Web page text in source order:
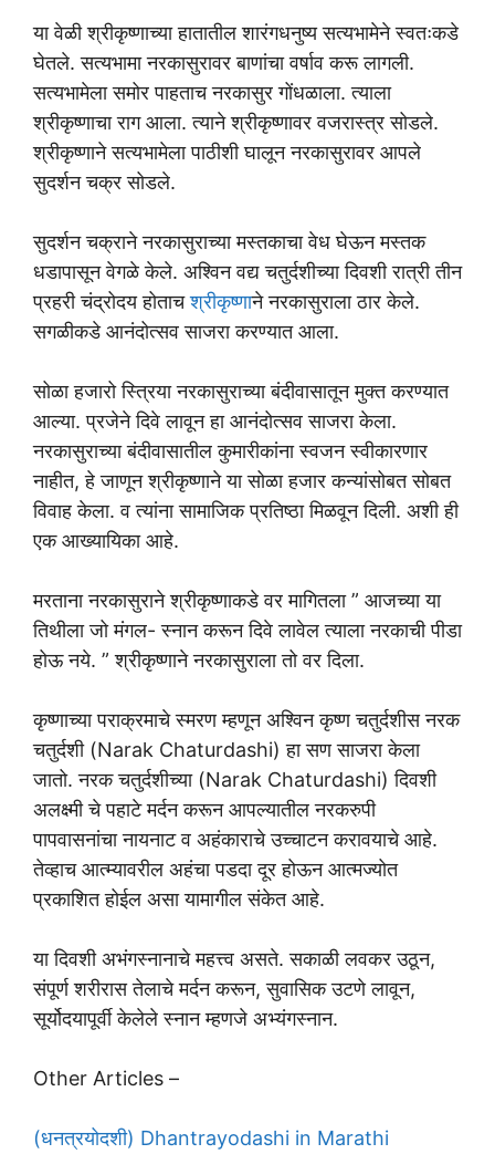
या वेळी श्रीकृष्णाच्या हातातील शारंगधनुष्य सत्यभामेने स्वतःकडे
घेतले. सत्यभामा नरकासुरावर बाणांचा वर्षाव करू लागली.
सत्यभामेला समोर पाहताच नरकासुर गोंधळाला. त्याला
श्रीकृष्णाचा राग आला. त्याने श्रीकृष्णावर वजरास्त्र सोडले.
श्रीकृष्णाने सत्यभामेला पाठीशी घालून नरकासुरावर आपले
सुदर्शन चक्र सोडले.
सुदर्शन चक्राने नरकासुराच्या मस्तकाचा वेध घेऊन मस्तक
धडापासून वेगळे केले. अश्विन वद्य चतुर्दशीच्या दिवशी रात्री तीन
प्रहरी चंद्रोदय होताचश्रीकृष्णाने नरकासुराला ठार केले.
सगळीकडे आनंदोत्सव साजरा करण्यात आला.
सोळा हजारो स्त्रिया नरकासुराच्या बंदीवासातून मुक्त करण्यात
आल्या. प्रजेने दिवे लावून हा आनंदोत्सव साजरा केला.
नरकासुराच्या बंदीवासातील कुमारीकांना स्वजन स्वीकारणार
नाहीत, हे जाणून श्रीकृष्णाने या सोळा हजार कन्यांसोबत सोबत
विवाह केला. व त्यांना सामाजिक प्रतिष्ठा मिळवून दिली. अशी ही
एक आख्यायिका आहे.
मरताना नरकासुराने श्रीकृष्णाकडे वर मागितला ” आजच्या या
तिथीला जो मंगल- स्नान करून दिवे लावेल त्याला नरकाची पीडा
होऊ नये. ” श्रीकृष्णाने नरकासुराला तो वर दिला.
कृष्णाच्या पराक्रमाचे स्मरण म्हणून अश्विन कृष्ण चतुर्दशीस नरक
चतुर्दशी (Narak Chaturdashi) हा सण साजरा केला
जातो. नरक चतुर्दशीच्या (Narak Chaturdashi) दिवशी
अलक्ष्मी चे पहाटे मर्दन करून आपल्यातील नरकरुपी
पापवासनांचा नायनाट व अहंकाराचे उच्चाटन करावयाचे आहे.
तेव्हाच आत्म्यावरील अहंचा पडदा दूर होऊन आत्मज्योत
प्रकाशित होईल असा यामागील संकेत आहे.
या दिवशी अभंगस्नानाचे महत्त्व असते. सकाळी लवकर उठून,
संपूर्ण शरीरास तेलाचे मर्दन करून, सुवासिक उटणे लावून,
सूर्योदयापूर्वी केलेले स्नान म्हणजे अभ्यंगस्नान.
Other Articles –
(धनत्रयोदशी) Dhantrayodashi in Marathi